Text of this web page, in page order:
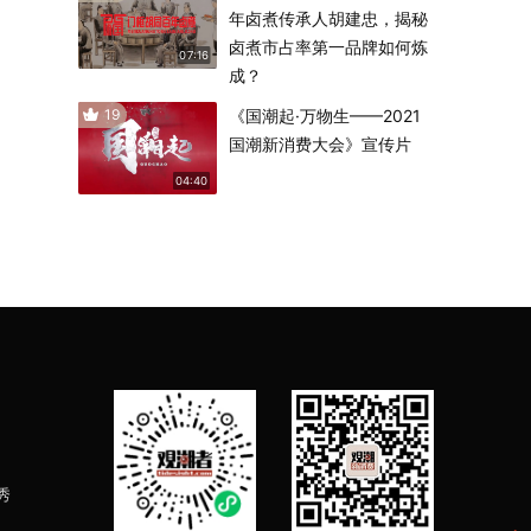
07:16
年卤煮传承人胡建忠，揭秘
卤煮市占率第一品牌如何炼
成？
19
04:40
《国潮起·万物生——2021
国潮新消费大会》宣传片